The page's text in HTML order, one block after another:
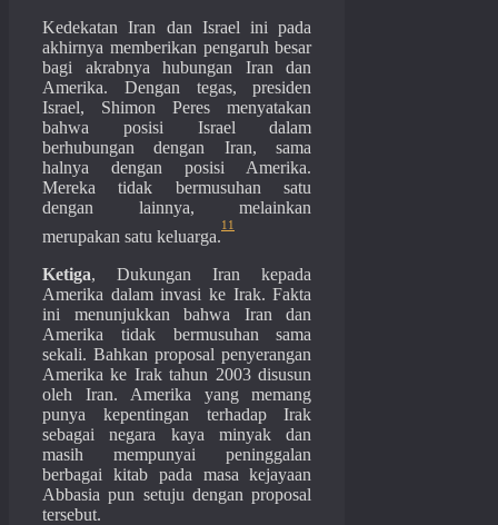
Kedekatan Iran dan Israel ini pada
akhirnya memberikan pengaruh besar
bagi akrabnya hubungan Iran dan
Amerika. Dengan tegas, presiden
Israel, Shimon Peres menyatakan
bahwa posisi Israel dalam
berhubungan dengan Iran, sama
halnya dengan posisi Amerika.
Mereka tidak bermusuhan satu
dengan lainnya, melainkan
merupakan satu keluarga.
11
Ketiga, Dukungan Iran kepada
Amerika dalam invasi ke Irak. Fakta
ini menunjukkan bahwa Iran dan
Amerika tidak bermusuhan sama
sekali. Bahkan proposal penyerangan
Amerika ke Irak tahun 2003 disusun
oleh Iran. Amerika yang memang
punya kepentingan terhadap Irak
sebagai negara kaya minyak dan
masih mempunyai peninggalan
berbagai kitab pada masa kejayaan
Abbasia pun setuju dengan proposal
tersebut.